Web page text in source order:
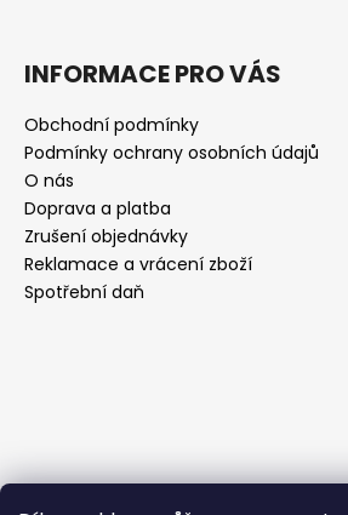
INFORMACE PRO VÁS
Obchodní podmínky
Podmínky ochrany osobních údajů
O nás
Doprava a platba
Zrušení objednávky
Reklamace a vrácení zboží
Spotřební daň